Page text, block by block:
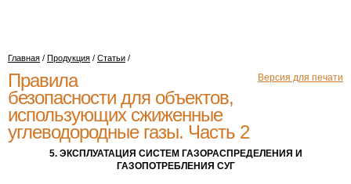
Главная / Продукция / Статьи /
Версия для печати
Правила
безопасности для объектов,
использующих сжиженные
углеводородные газы. Часть 2
5. ЭКСПЛУАТАЦИЯ СИСТЕМ ГАЗОРАСПРЕДЕЛЕНИЯ И
ГАЗОПОТРЕБЛЕНИЯ СУГ